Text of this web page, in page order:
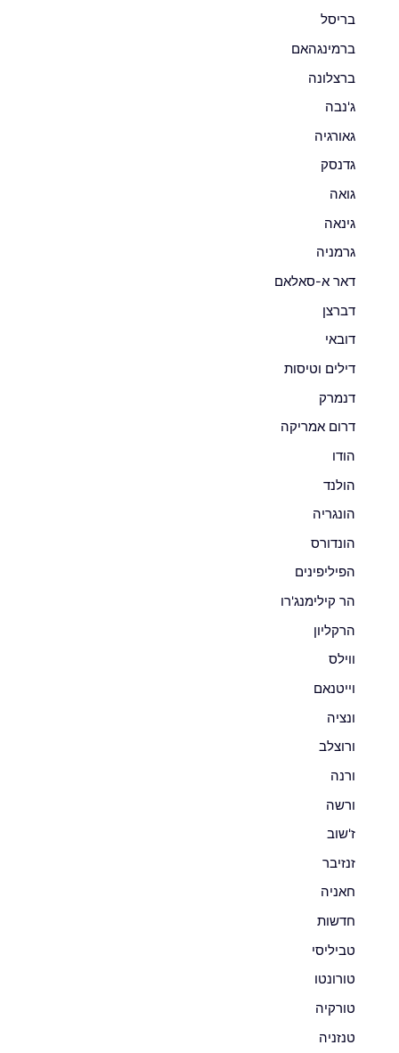
בריסל
ברמינגהאם
ברצלונה
ג'נבה
גאורגיה
גדנסק
גואה
גינאה
גרמניה
דאר א-סאלאם
דברצן
דובאי
דילים וטיסות
דנמרק
דרום אמריקה
הודו
הולנד
הונגריה
הונדורס
הפיליפינים
הר קילימנג'רו
הרקליון
ווילס
וייטנאם
ונציה
ורוצלב
ורנה
ורשה
ז'שוב
זנזיבר
חאניה
חדשות
טביליסי
טורונטו
טורקיה
טנזניה